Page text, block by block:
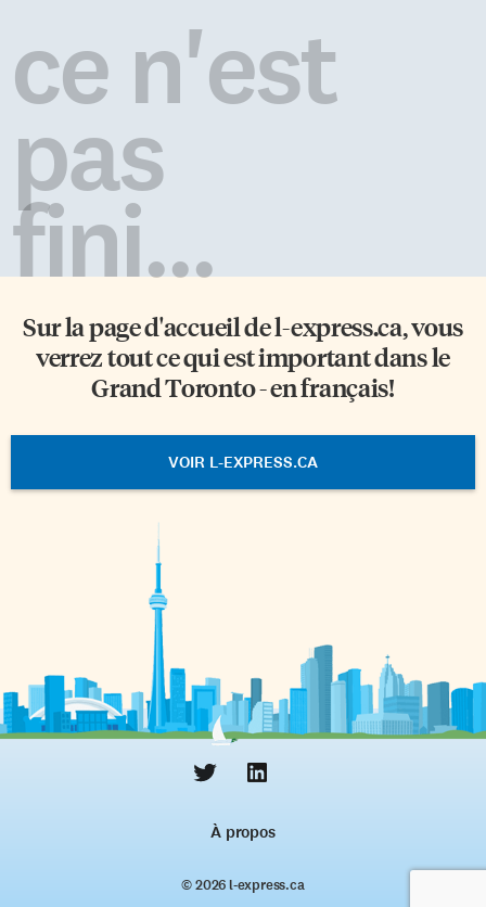
ce n'est
pas
fini...
Sur la page d'accueil del-express.ca, vous
verrez tout ce qui est important dans le
Grand Toronto - en français!
VOIR L-EXPRESS.CA
À propos
© 2026 l‑express.ca